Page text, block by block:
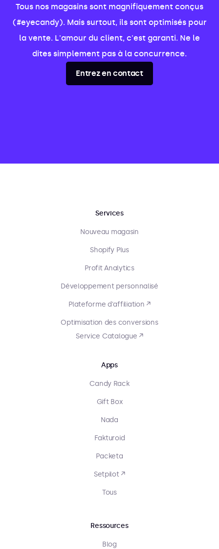
Tous nos magasins sont magnifiquement conçus
(#eyecandy). Mais surtout, ils sont optimisés pour
la vente. L'amour du client, c'est garanti. Ne le
dites simplement pas à la concurrence.
Entrez en contact
Services
Nouveau magasin
Shopify Plus
Profit Analytics
Développement personnalisé
Plateforme d'affiliation ↗
Optimisation des conversions
Service Catalogue ↗
Apps
Candy Rack
Gift Box
Nada
Fakturoid
Packeta
Setpilot ↗
Tous
Ressources
Blog